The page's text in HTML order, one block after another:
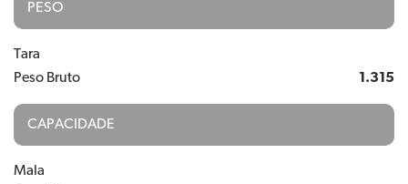
PESO
Tara
Peso Bruto
1.315
CAPACIDADE
Mala